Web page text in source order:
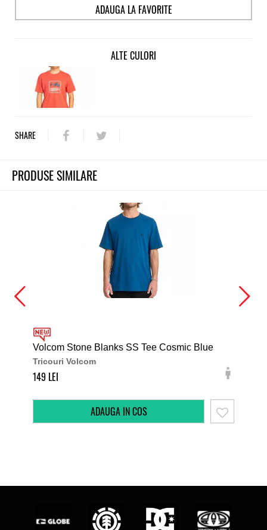
ADAUGA LA FAVORITE
ALTE CULORI
SHARE
PRODUSE SIMILARE
Volcom Stone Blanks SS Tee Cosmic Blue
Tricouri Volcom
149